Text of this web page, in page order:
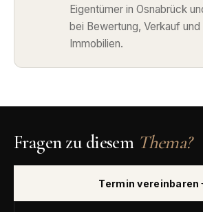
Eigentümer in Osnabrück
bei Bewertung, Verkauf
Immobilien.
Fragen zu diesem Thema?
Termin vereinbaren